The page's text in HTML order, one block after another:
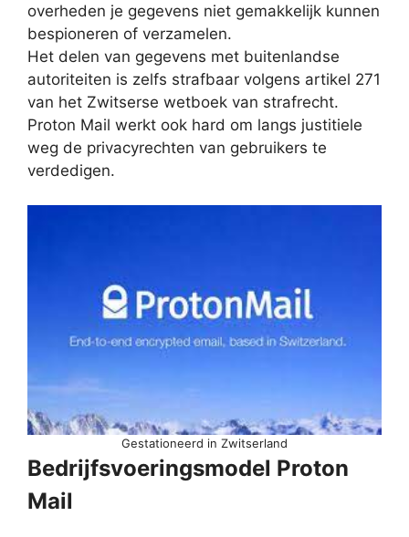
overheden je gegevens niet gemakkelijk kunnen
bespioneren of verzamelen.
Het delen van gegevens met buitenlandse
autoriteiten is zelfs strafbaar volgens artikel 271
van het Zwitserse wetboek van strafrecht.
Proton Mail werkt ook hard om langs justitiele
weg de privacyrechten van gebruikers te
verdedigen.
Gestationeerd in Zwitserland
Bedrijfsvoeringsmodel Proton
Mail